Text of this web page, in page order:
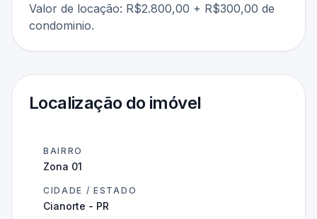
Valor de locação: R$2.800,00 + R$300,00 de
condominio.
Localização do imóvel
BAIRRO
Zona 01
CIDADE / ESTADO
Cianorte - PR